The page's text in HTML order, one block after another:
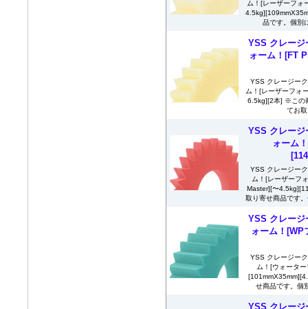
ム！[レーザーフォ
品です。個別
YSS クレージ
ォーム！[FT
YSS クレージー
ム！[レーザーフォ
6.5kg][2本] ※この
てお
YSS クレージ
ォーム
YSS クレージー
ム！[レーザーフ
Master][〜
取り寄せ商品です
YSS クレージ
ォーム！
YSS クレージー
ム！[ウォータ
せ商品です。個
YSS クレージ